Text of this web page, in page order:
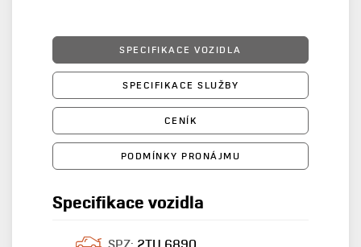
SPECIFIKACE VOZIDLA
SPECIFIKACE SLUŽBY
CENÍK
PODMÍNKY PRONÁJMU
Specifikace vozidla